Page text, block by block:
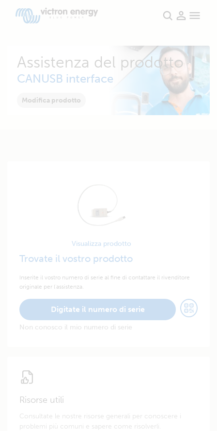
Assistenza del prodotto
CANUSB interface
Modifica prodotto
Visualizza prodotto
Trovate il vostro prodotto
Inserite il vostro numero di serie al fine di contattare il rivenditore
originale per l'assistenza.
Digitate il numero di serie
Non conosco il mio numero di serie
Risorse utili
Consultate le nostre risorse generali per conoscere i
problemi più comuni e sapere come risolverli.